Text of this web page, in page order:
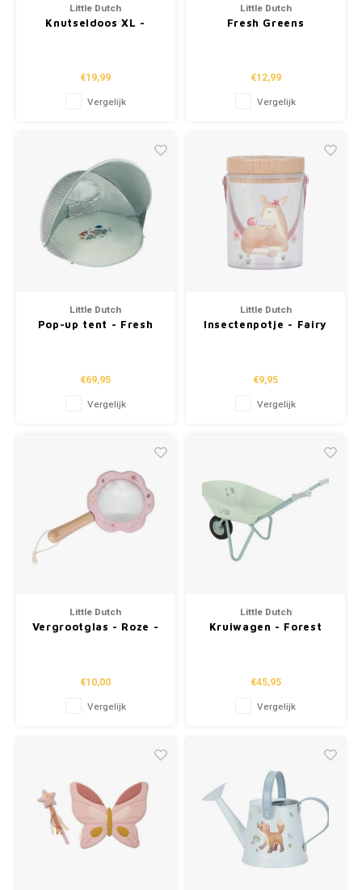
Little Dutch
Knutseldoos XL -
€19,99
Vergelijk
Little Dutch
Fresh Greens
€12,99
Vergelijk
Little Dutch
Pop-up tent - Fresh
€69,95
Vergelijk
Little Dutch
Insectenpotje - Fairy
€9,95
Vergelijk
Little Dutch
Vergrootglas - Roze -
€10,00
Vergelijk
Little Dutch
Kruiwagen - Forest
€45,95
Vergelijk